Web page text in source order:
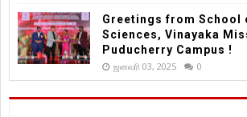
Greetings from School
Sciences, Vinayaka
Puducherry Campus !
ஜனவரி 03, 2025 0